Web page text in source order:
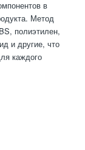
в
Метод
полиэтилен,
и другие, что
каждого